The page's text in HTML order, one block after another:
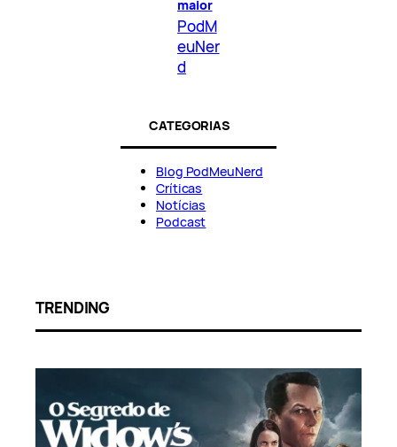
maior
PodM
euNer
d
CATEGORIAS
Blog PodMeuNerd
Críticas
Notícias
Podcast
TRENDING